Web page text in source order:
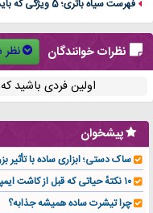
فهرست سیاه باتری؛ 5 ویژگی که باید در گوشی خود غیرفعال کنید
نظرات خوانندگان
اولین فردی باشید
پیشخوان
ساک دستی؛ ابزاری ساده با تأثیر
۱۰ نکتهٔ حیاتی که قبل از کاشت ایمپلنت باید بدانید!
چرا تیشرت ساده همیشه جذابه؟